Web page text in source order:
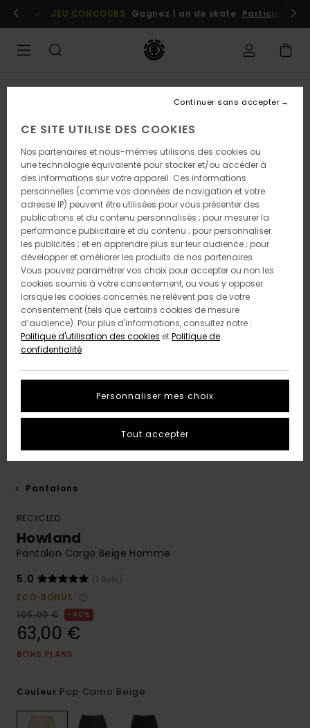
l'information
Se connecter / s'inscrire
JEU CONCOURS Gagnez 1 an de skate Participez
Pantalons
RECYCLED
Howland
Pantalon Cargo Beige Homme
5.0
(1 Avis)
ECO-BONUS
105,00 €
40%
63,00 €
BONS PLANS
Couleur Pop Camo Beige
CE SITE UTILISE DES COOKIES
Nos partenaires et nous-mêmes utilisons des cookies ou
une technologie équivalente pour stocker et/ou accéder à
des informations sur votre appareil. Ces informations
personnelles (comme vos données de navigation et votre
adresse IP) peuvent être utilisées pour vous présenter des
publications et du contenu personnalisés ; pour mesurer la
performance publicitaire et du contenu ; pour personnaliser
les publicités ; et en apprendre plus sur leur audience ; pour
développer et améliorer les produits de nos partenaires.
Vous pouvez paramétrer vos choix pour accepter ou non les
cookies soumis à votre consentement, ou vous y opposer
lorsque les cookies concernés ne relèvent pas de votre
consentement (tels que certains cookies de mesure
d’audience). Pour plus d'informations, consultez notre :
Politique d'utilisation des cookies etPolitique de
confidentialité
Personnaliser mes choix
Continuer sans accepter
Tout accepter